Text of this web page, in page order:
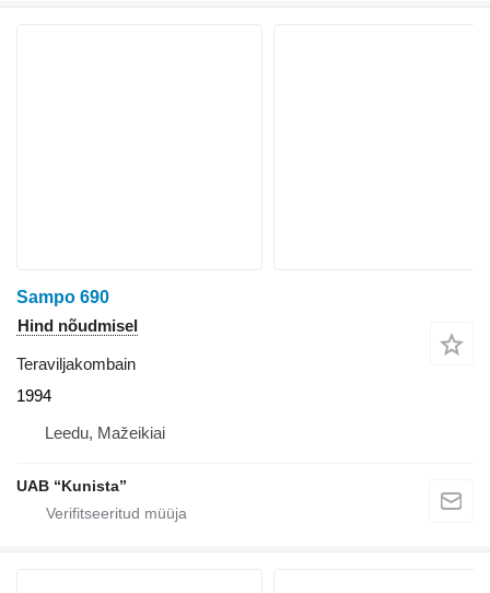
Sampo 690
Hind nõudmisel
Teraviljakombain
1994
Leedu, Mažeikiai
UAB “Kunista”